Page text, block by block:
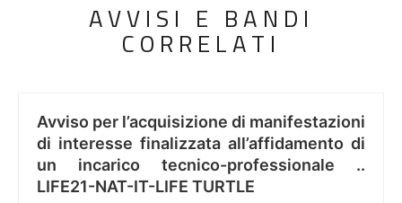
AVVISI E BANDI
CORRELATI
Avviso per l’acquisizione di manifestazioni
di interesse finalizzata all’affidamento di
un incarico tecnico-professionale ..
LIFE21-NAT-IT-LIFE TURTLE